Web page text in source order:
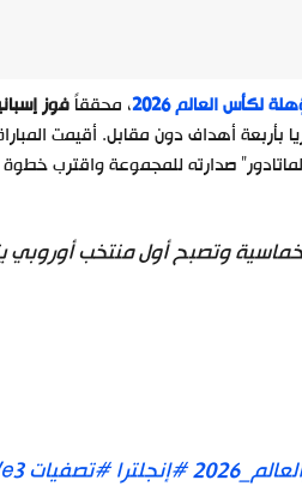
لكأس العالم 2026 ، محققاًفوز
صدارته للمجموعة واقترب
وتصبح أول منتخب أوروبي
#إنجلترا#تصفيات